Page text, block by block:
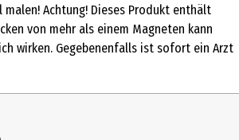
Achtung! Dieses Produkt enthält
von mehr als einem Magneten kann
wirken. Gegebenenfalls ist sofort ein Arzt